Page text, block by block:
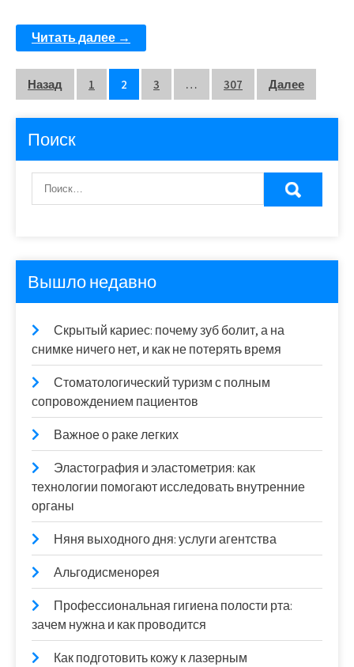
Читать далее →
Пагинация
записей
Назад 1 2 3 … 307 Далее
Поиск
Вышло недавно
Скрытый кариес: почему зуб болит, а на
снимке ничего нет, и как не потерять время
Стоматологический туризм с полным
сопровождением пациентов
Важное о раке легких
Эластография и эластометрия: как
технологии помогают исследовать внутренние
органы
Няня выходного дня: услуги агентства
Альгодисменорея
Профессиональная гигиена полости рта:
зачем нужна и как проводится
Как подготовить кожу к лазерным